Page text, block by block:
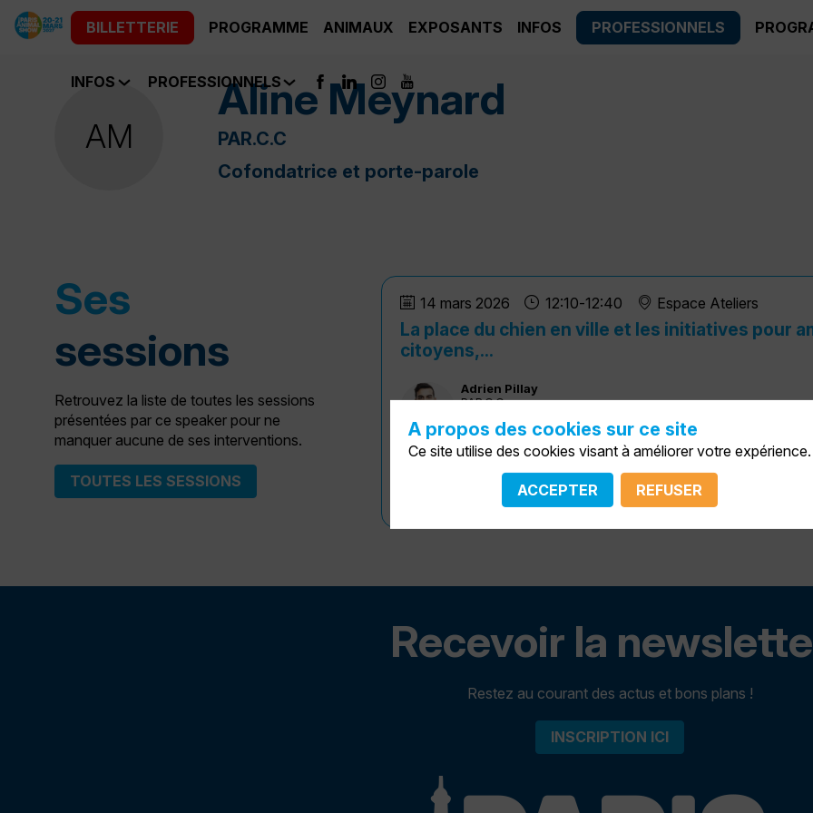
BILLETTERIE PROGRAMME ANIMAUX EXPOSANTS INFOS PROFESSIONNELS
INFOS PROFESSIONNELS
AM
Aline Meynard
PAR.C.C
Cofondatrice et porte-parole
Ses
sessions
Retrouvez la liste de toutes les sessions
présentées par ce speaker pour ne
manquer aucune de ses interventions.
TOUTES LES SESSIONS
14 mars 2026 12:10-12:40 Espace Ateliers
La place du chien en ville et les initiatives pour
citoyens,...
AP
Adrien Pillay
PAR.C.C
Aline Meynard
PAR.C.C
Cofondatrice et porte-parole
Recevoir la
Restez au courant des actus et bons plans !
INSCRIPTION ICI
A propos des cookies sur ce site
Ce site utilise des cookies visant à améliorer votre expérience.
ACCEPTER REFUSER